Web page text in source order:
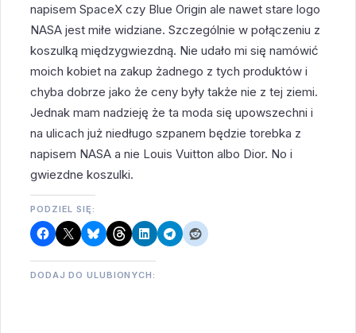
napisem SpaceX czy Blue Origin ale nawet stare logo
NASA jest miłe widziane. Szczególnie w połączeniu z
koszulką międzygwiezdną. Nie udało mi się namówić
moich kobiet na zakup żadnego z tych produktów i
chyba dobrze jako że ceny były także nie z tej ziemi.
Jednak mam nadzieję że ta moda się upowszechni i
na ulicach już niedługo szpanem będzie torebka z
napisem NASA a nie Louis Vuitton albo Dior. No i
gwiezdne koszulki.
PODZIEL SIĘ:
DODAJ DO ULUBIONYCH: